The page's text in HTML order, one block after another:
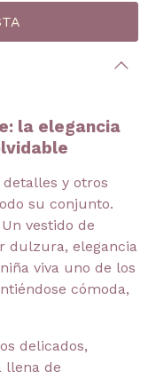
la elegancia
y otros
su conjunto.
vestido de
dulzura, elegancia
viva uno de los
cómoda,
delicados,
llena de